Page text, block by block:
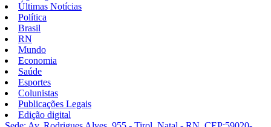
Últimas Notícias
Política
Brasil
RN
Mundo
Economia
Saúde
Esportes
Colunistas
Publicações Legais
Edição digital